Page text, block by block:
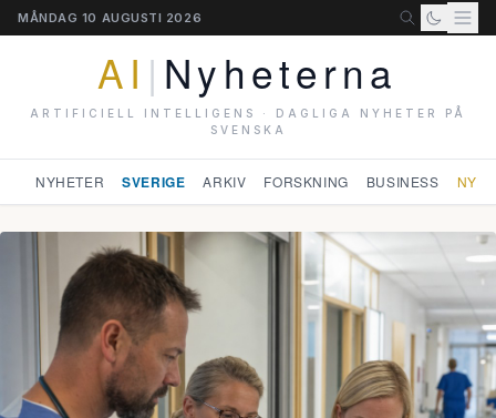
MÅNDAG 10 AUGUSTI 2026
AI | Nyheterna
ARTIFICIELL INTELLIGENS · DAGLIGA NYHETER PÅ
SVENSKA
NYHETER SVERIGE ARKIV FORSKNING BUSINESS